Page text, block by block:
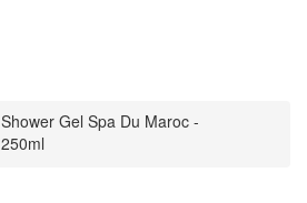
Shower Gel Spa Du Maroc -
250ml